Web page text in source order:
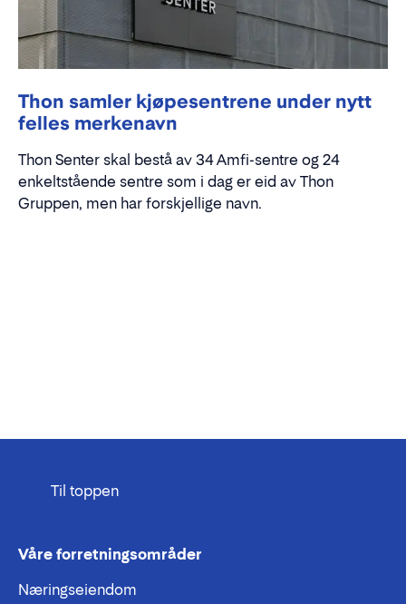
Thon samler kjøpesentrene under nytt
felles merkenavn
Thon Senter skal bestå av 34 Amfi-sentre og 24
enkeltstående sentre som i dag er eid av Thon
Gruppen, men har forskjellige navn.
Til toppen
Våre forretningsområder
Næringseiendom